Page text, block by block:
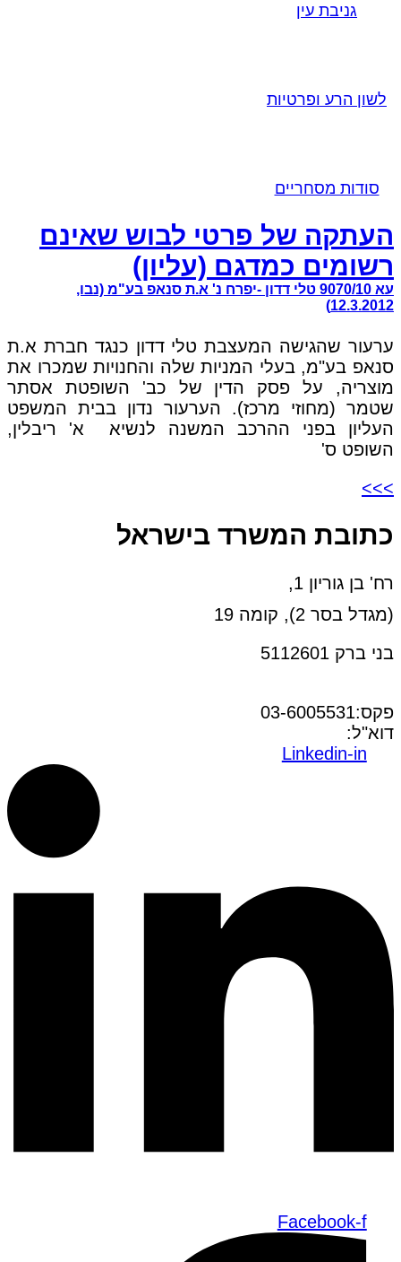
גניבת עין
לשון הרע ופרטיות
סודות מסחריים
העתקה של פרטי לבוש שאינם
רשומים כמדגם (עליון)
עא 9070/10 טלי דדון -יפרח נ' א.ת סנאפ בע"מ (נבו,
12.3.2012)
ערעור שהגישה המעצבת טלי דדון כנגד חברת א.ת
סנאפ בע"מ, בעלי המניות שלה והחנויות שמכרו את
מוצריה, על פסק הדין של כב' השופטת אסתר
שטמר (מחוזי מרכז). הערעור נדון בבית המשפט
העליון בפני ההרכב המשנה לנשיא א' ריבלין,
השופט ס'
>>>
כתובת המשרד בישראל
רח' בן גוריון 1,
(מגדל בסר 2), קומה 19
בני ברק 5112601
פקס:03-6005531
דוא"ל:
Linkedin-in
Facebook-f